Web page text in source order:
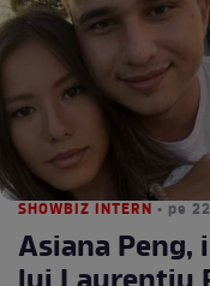
SHOWBIZ INTERN • pe
Asiana